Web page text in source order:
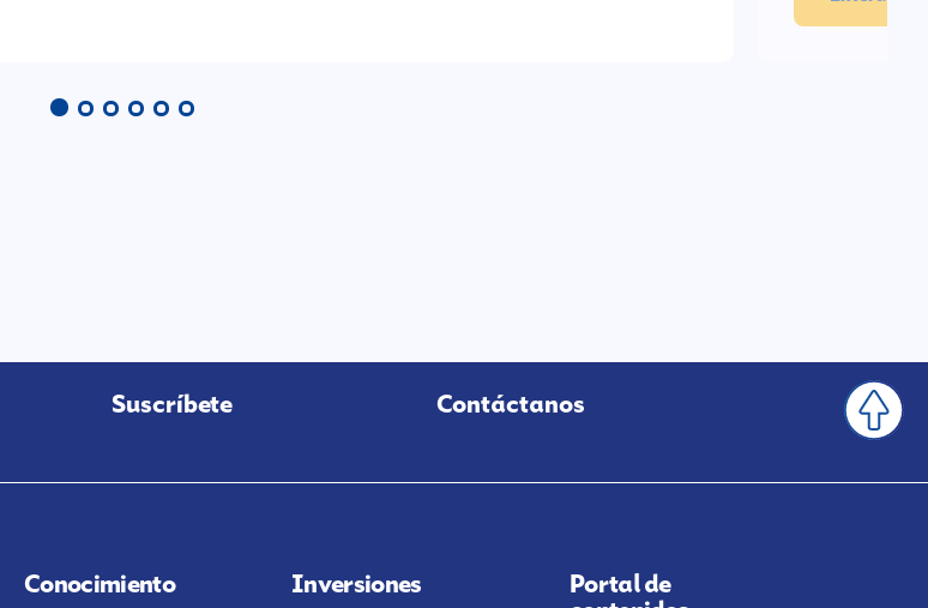
Suscríbete Contáctanos
Conocimiento Inversiones
Portal de